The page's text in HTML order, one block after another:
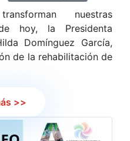
nuestras
hoy, la Presidenta
Domínguez García,
de la rehabilitación de
>>